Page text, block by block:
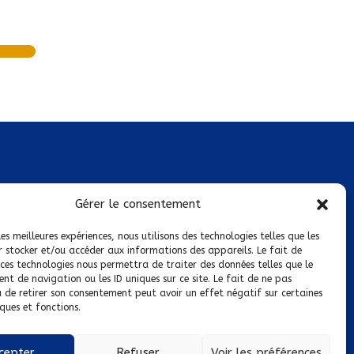
Gérer le consentement
meilleures expériences, nous utilisons des technologies telles que les
stocker et/ou accéder aux informations des appareils. Le fait de
technologies nous permettra de traiter des données telles que le
de navigation ou les ID uniques sur ce site. Le fait de ne pas
de retirer son consentement peut avoir un effet négatif sur certaines
et fonctions.
de confidentialité
de cookies
suivre sur :